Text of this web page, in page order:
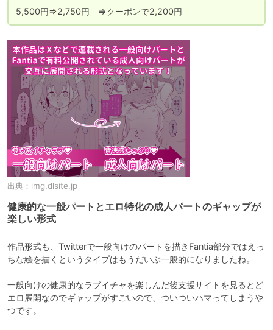
5,500円⇒2,750円　⇒クーポンで2,200円
出典： img.dlsite.jp
健康的な一般パートとエロ特化の成人パートのギャップが
楽しい形式
作品形式も、Twitterで一般向けのパートを描きFantia部分ではえっ
ちな絵を描くというタイプはもうだいぶ一般的になりましたね。
一般向けの健康的なラブイチャを楽しんだ後支援サイトを見るとど
エロ展開なのでギャップがすごいので、ついついハマってしまうや
つです。